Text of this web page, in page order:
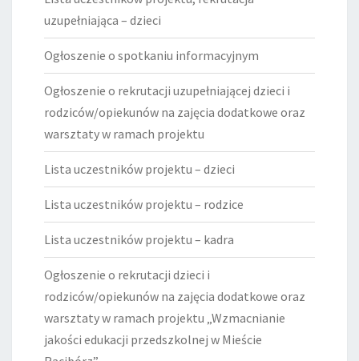
uzupełniająca – dzieci
Ogłoszenie o spotkaniu informacyjnym
Ogłoszenie o rekrutacji uzupełniającej dzieci i
rodziców/opiekunów na zajęcia dodatkowe oraz
warsztaty w ramach projektu
Lista uczestników projektu – dzieci
Lista uczestników projektu – rodzice
Lista uczestników projektu – kadra
Ogłoszenie o rekrutacji dzieci i
rodziców/opiekunów na zajęcia dodatkowe oraz
warsztaty w ramach projektu „Wzmacnianie
jakości edukacji przedszkolnej w Mieście